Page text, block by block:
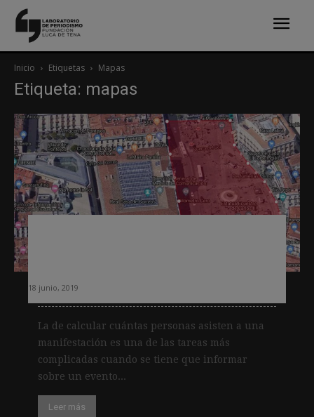
Inicio Etiquetas Mapas
Etiqueta: mapas
18 junio, 2019
La de calcular cuántas personas asisten a una
manifestación es una de las tareas más
complicadas cuando se tiene que informar
sobre un evento...
Leer más